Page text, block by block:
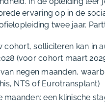
ervaring op in de
twee jaar.
cohort, solliciteren kan in
(voor cohort maart
negen maanden,
NTS of Eurotransplant)
een klinische